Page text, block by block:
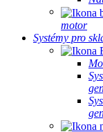
motor
Systémy pro